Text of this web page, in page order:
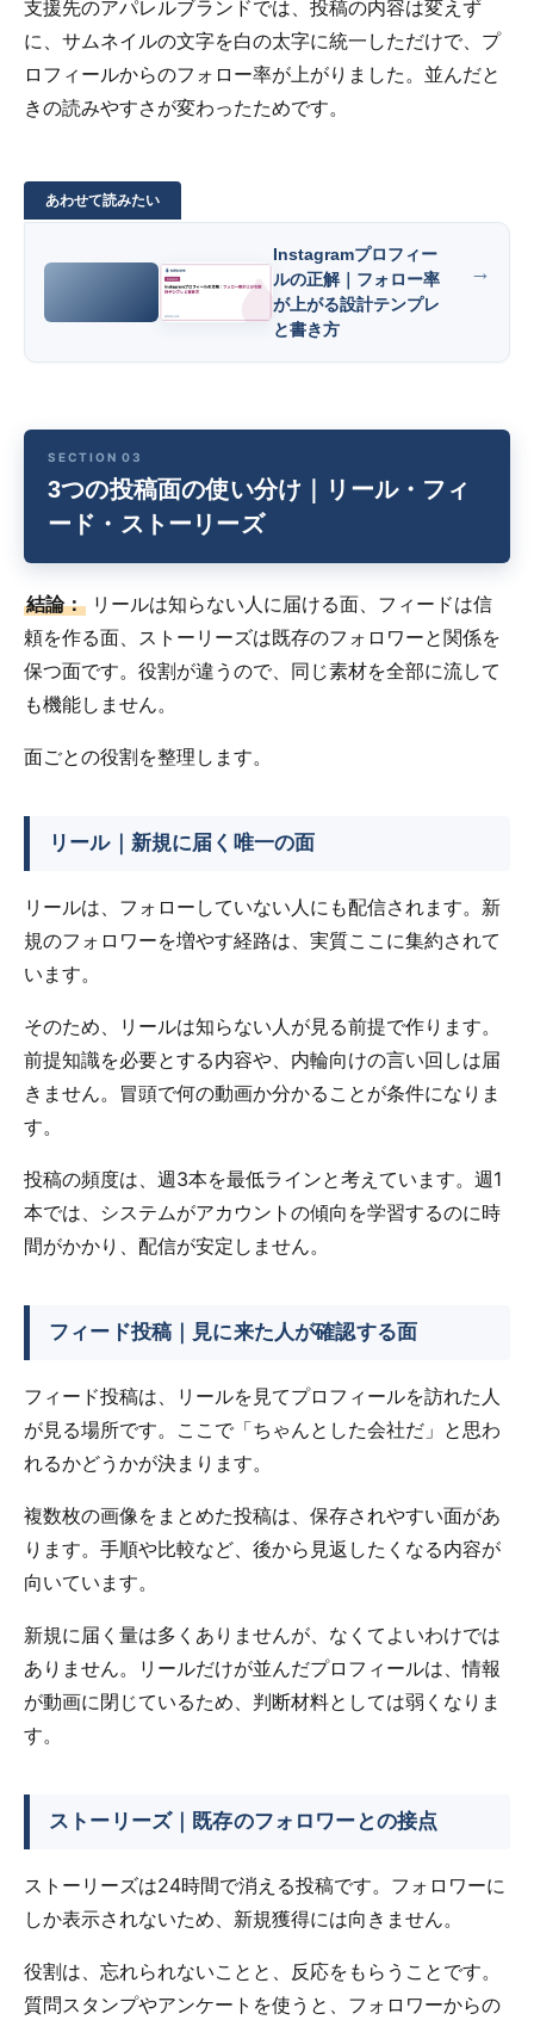
支援先のアパレルブランドでは、投稿の内容は変えず
に、サムネイルの文字を白の太字に統一しただけで、プ
ロフィールからのフォロー率が上がりました。並んだと
きの読みやすさが変わったためです。
Instagramプロフィー
ルの正解｜フォロー率
が上がる設計テンプレ
と書き方
3つの投稿面の使い分け｜リール・フィ
ード・ストーリーズ
結論： リールは知らない人に届ける面、フィードは信
頼を作る面、ストーリーズは既存のフォロワーと関係を
保つ面です。役割が違うので、同じ素材を全部に流して
も機能しません。
面ごとの役割を整理します。
リール｜新規に届く唯一の面
リールは、フォローしていない人にも配信されます。新
規のフォロワーを増やす経路は、実質ここに集約されて
います。
そのため、リールは知らない人が見る前提で作ります。
前提知識を必要とする内容や、内輪向けの言い回しは届
きません。冒頭で何の動画か分かることが条件になりま
す。
投稿の頻度は、週3本を最低ラインと考えています。週1
本では、システムがアカウントの傾向を学習するのに時
間がかかり、配信が安定しません。
フィード投稿｜見に来た人が確認する面
フィード投稿は、リールを見てプロフィールを訪れた人
が見る場所です。ここで「ちゃんとした会社だ」と思わ
れるかどうかが決まります。
複数枚の画像をまとめた投稿は、保存されやすい面があ
ります。手順や比較など、後から見返したくなる内容が
向いています。
新規に届く量は多くありませんが、なくてよいわけでは
ありません。リールだけが並んだプロフィールは、情報
が動画に閉じているため、判断材料としては弱くなりま
す。
ストーリーズ｜既存のフォロワーとの接点
ストーリーズは24時間で消える投稿です。フォロワーに
しか表示されないため、新規獲得には向きません。
役割は、忘れられないことと、反応をもらうことです。
質問スタンプやアンケートを使うと、フォロワーからの